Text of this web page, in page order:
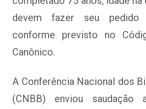
devem fazer seu pedido
conforme previsto no
Canônico.
A Conferência Nacional dos
(CNBB) enviou